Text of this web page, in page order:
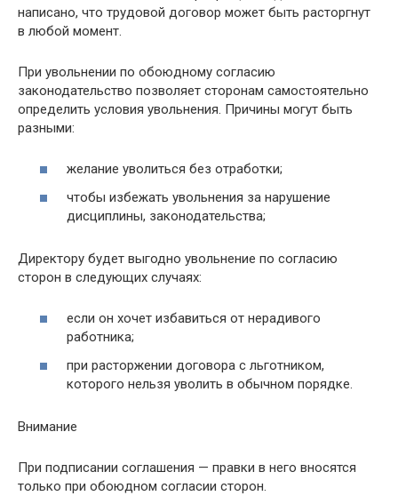
написано, что трудовой договор может быть расторгнут
в любой момент.
При увольнении по обоюдному согласию
законодательство позволяет сторонам самостоятельно
определить условия увольнения. Причины могут быть
разными:
желание уволиться без отработки;
чтобы избежать увольнения за нарушение
дисциплины, законодательства;
Директору будет выгодно увольнение по согласию
сторон в следующих случаях:
если он хочет избавиться от нерадивого
работника;
при расторжении договора с льготником,
которого нельзя уволить в обычном порядке.
Внимание
При подписании соглашения — правки в него вносятся
только при обоюдном согласии сторон.